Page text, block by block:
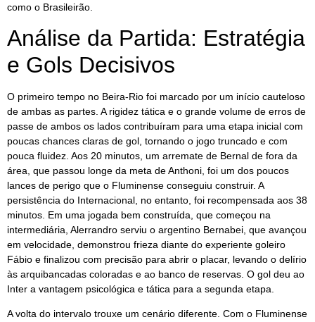
como o Brasileirão.
Análise da Partida: Estratégia
e Gols Decisivos
O primeiro tempo no Beira-Rio foi marcado por um início cauteloso
de ambas as partes. A rigidez tática e o grande volume de erros de
passe de ambos os lados contribuíram para uma etapa inicial com
poucas chances claras de gol, tornando o jogo truncado e com
pouca fluidez. Aos 20 minutos, um arremate de Bernal de fora da
área, que passou longe da meta de Anthoni, foi um dos poucos
lances de perigo que o Fluminense conseguiu construir. A
persistência do Internacional, no entanto, foi recompensada aos 38
minutos. Em uma jogada bem construída, que começou na
intermediária, Alerrandro serviu o argentino Bernabei, que avançou
em velocidade, demonstrou frieza diante do experiente goleiro
Fábio e finalizou com precisão para abrir o placar, levando o delírio
às arquibancadas coloradas e ao banco de reservas. O gol deu ao
Inter a vantagem psicológica e tática para a segunda etapa.
A volta do intervalo trouxe um cenário diferente. Com o Fluminense